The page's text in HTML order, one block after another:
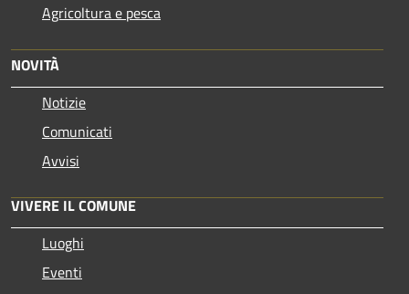
Agricoltura e pesca
NOVITÀ
Notizie
Comunicati
Avvisi
VIVERE IL COMUNE
Luoghi
Eventi